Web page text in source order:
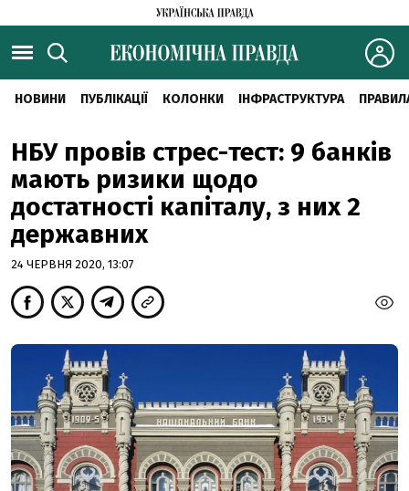
НОВИНИ ПУБЛІКАЦІЇ КОЛОНКИ ІНФРАСТРУКТУРА
НБУ провів стрес-тест: 9 банків
мають ризики щодо
достатності капіталу, з них 2
державних
24 ЧЕРВНЯ 2020, 13:07